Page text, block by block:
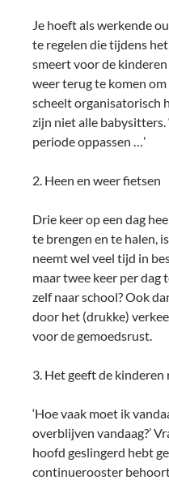
Je hoeft als werkende
te regelen die tijdens
smeert voor de
weer terug te komen
scheelt organisatorisch
zijn niet alle babysitters.
periode oppassen …’
2. Heen en weer fietsen
Drie keer op een dag
te brengen en te halen,
neemt wel veel tijd in
maar twee keer per dag
zelf naar school? Ook
door het (drukke)
voor de gemoedsrust.
3. Het geeft de kinderen
‘Hoe vaak moet ik
overblijven vandaag?’
hoofd geslingerd hebt
continuerooster